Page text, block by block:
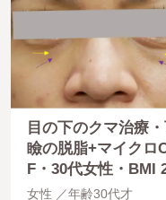
目の下のクマ治療
瞼の脱脂+マイクロ
F・30代女性・BMI
女性
年齢30代才